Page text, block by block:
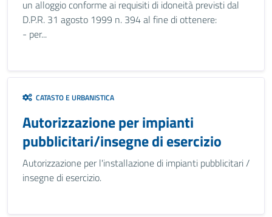
un alloggio conforme ai requisiti di idoneità previsti dal
D.P.R. 31 agosto 1999 n. 394 al fine di ottenere:
- per...
CATASTO E URBANISTICA
Autorizzazione per impianti
pubblicitari/insegne di esercizio
Autorizzazione per l'installazione di impianti pubblicitari /
insegne di esercizio.